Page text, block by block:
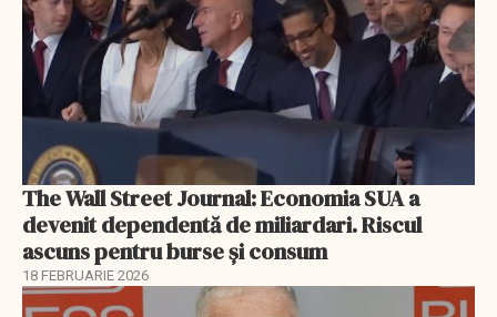
The Wall Street Journal: Economia SUA a
devenit dependentă de miliardari. Riscul
ascuns pentru burse și consum
18 FEBRUARIE 2026
EXCLUSIV